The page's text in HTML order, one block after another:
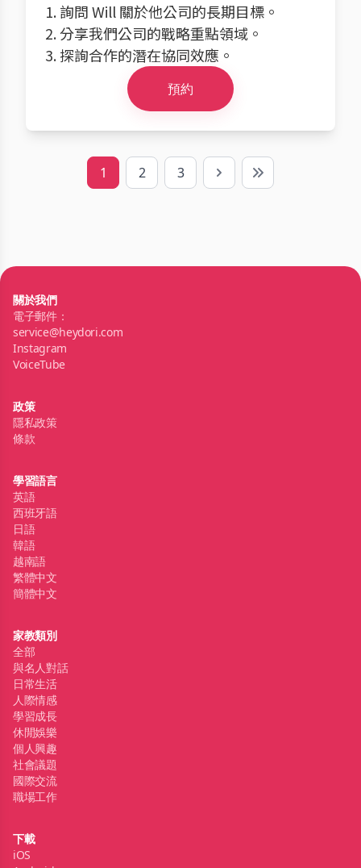
1. 詢問 Will 關於他公司的長期目標。
2. 分享我們公司的戰略重點領域。
3. 探詢合作的潛在協同效應。
預約
1 2 3 Next Last
關於我們
電子郵件：
service@heydori.com
Instagram
VoiceTube
政策
隱私政策
條款
學習語言
英語
西班牙語
日語
韓語
越南語
繁體中文
簡體中文
家教類別
全部
與名人對話
日常生活
人際情感
學習成長
休閒娛樂
個人興趣
社會議題
國際交流
職場工作
下載
iOS